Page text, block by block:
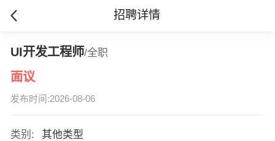
招聘详情
UI开发工程师/全职
面议
发布时间:2026-08-06
类别:
其他类型